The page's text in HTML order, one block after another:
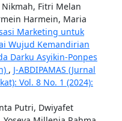
Fitri Melan
Harmein, Maria
Marketing untuk
Wujud Kemandirian
Darku Asyikin-Ponpes
, J-ABDIPAMAS (Jurnal
Vol. 8 No. 1 (2024):
Putri, Dwiyafet